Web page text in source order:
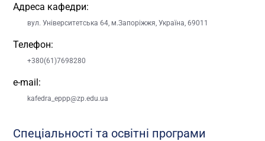
Адреса кафедри:
вул. Університетська 64, м.Запоріжжя, Україна, 69011
Телефон:
+380(61)7698280
e-mail:
kafedra_eppp@zp.edu.ua
Спеціальності та освітні програми